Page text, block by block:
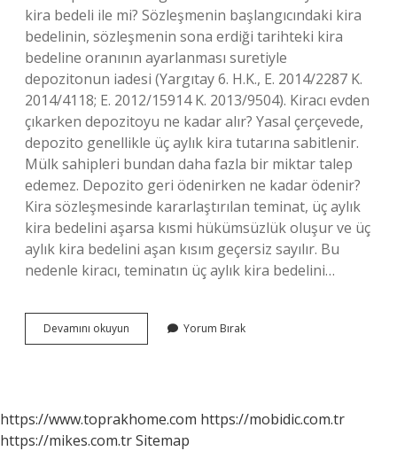
kira bedeli ile mi? Sözleşmenin başlangıcındaki kira
bedelinin, sözleşmenin sona erdiği tarihteki kira
bedeline oranının ayarlanması suretiyle
depozitonun iadesi (Yargıtay 6. H.K., E. 2014/2287 K.
2014/4118; E. 2012/15914 K. 2013/9504). Kiracı evden
çıkarken depozitoyu ne kadar alır? Yasal çerçevede,
depozito genellikle üç aylık kira tutarına sabitlenir.
Mülk sahipleri bundan daha fazla bir miktar talep
edemez. Depozito geri ödenirken ne kadar ödenir?
Kira sözleşmesinde kararlaştırılan teminat, üç aylık
kira bedelini aşarsa kısmi hükümsüzlük oluşur ve üç
aylık kira bedelini aşan kısım geçersiz sayılır. Bu
nedenle kiracı, teminatın üç aylık kira bedelini…
Devamını okuyun
Depozito
Yorum Bırak
https://www.toprakhome.com https://mobidic.com.tr
https://mikes.com.trSitemap